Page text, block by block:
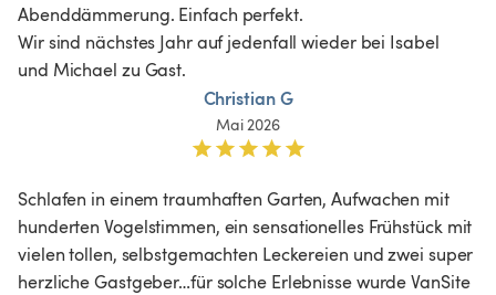
Abenddämmerung. Einfach perfekt.
Wir sind nächstes Jahr auf jedenfall wieder bei Isabel
und Michael zu Gast.
Christian G
Mai 2026
Schlafen in einem traumhaften Garten, Aufwachen mit
hunderten Vogelstimmen, ein sensationelles Frühstück mit
vielen tollen, selbstgemachten Leckereien und zwei super
herzliche Gastgeber…für solche Erlebnisse wurde VanSite